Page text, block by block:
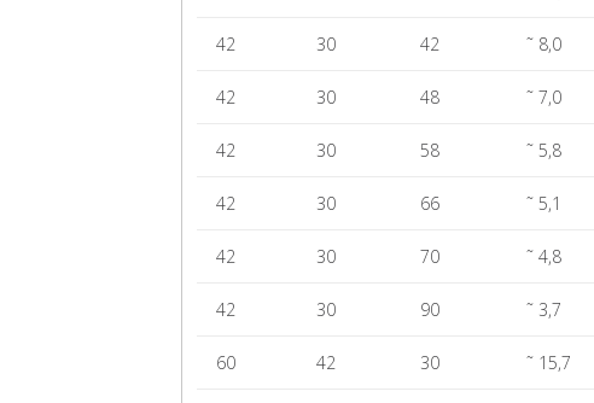
42 30 42 ˜ 8,0
42 30 48 ˜ 7,0
42 30 58 ˜ 5,8
42 30 66 ˜ 5,1
42 30 70 ˜ 4,8
42 30 90 ˜ 3,7
60 42 30 ˜ 15,7